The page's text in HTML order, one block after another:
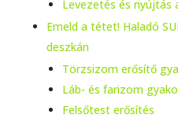
Levezetés és nyújtás
Emeld a tétet! Haladó
deszkán
Törzsizom erősítő
Láb- és farizom
Felsőtest erősítés